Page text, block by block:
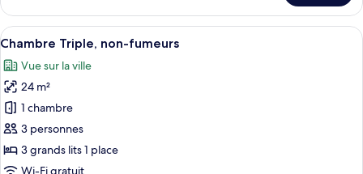
(Sky
Floor,
Connecting
Rooms)
le
type
de
Chambre
Double,
non-
fumeurs
(Sky
Floor,
Connecting
Afficher
toutes
les
photos
pour
ce
type
de
14
Chambre Triple, non-fumeurs
Vue sur la ville
24 m²
1 chambre
3 personnes
3 grands lits 1 place
Wi-Fi gratuit